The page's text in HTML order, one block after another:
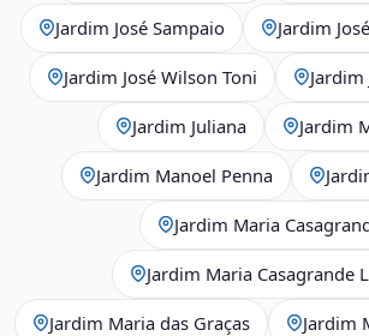
Jardim José Sampaio Jardim
Jardim José Wilson Toni
Jardim Juliana Jardim
Jardim Manoel Penna
Jardim Maria
Jardim Maria Casagrande
Jardim Maria das Graças Jardim